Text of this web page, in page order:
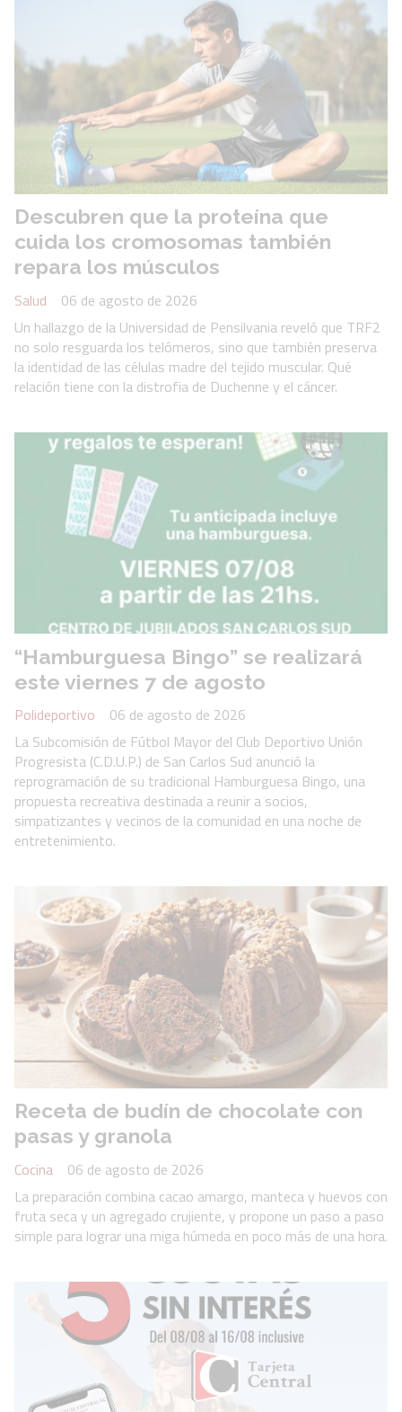
Descubren que la proteína que
cuida los cromosomas también
repara los músculos
Salud
06 de agosto de 2026
Un hallazgo de la Universidad de Pensilvania reveló que TRF2
no solo resguarda los telómeros, sino que también preserva
la identidad de las células madre del tejido muscular. Qué
relación tiene con la distrofia de Duchenne y el cáncer.
“Hamburguesa Bingo” se realizará
este viernes 7 de agosto
Polideportivo
06 de agosto de 2026
La Subcomisión de Fútbol Mayor del Club Deportivo Unión
Progresista (C.D.U.P.) de San Carlos Sud anunció la
reprogramación de su tradicional Hamburguesa Bingo, una
propuesta recreativa destinada a reunir a socios,
simpatizantes y vecinos de la comunidad en una noche de
entretenimiento.
Receta de budín de chocolate con
pasas y granola
Cocina
06 de agosto de 2026
La preparación combina cacao amargo, manteca y huevos con
fruta seca y un agregado crujiente, y propone un paso a paso
simple para lograr una miga húmeda en poco más de una hora.